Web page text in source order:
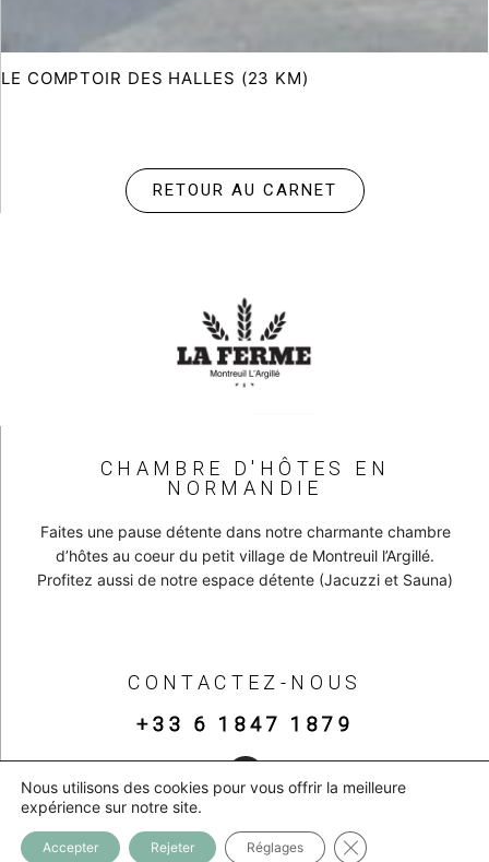
LE COMPTOIR DES HALLES (23 KM)
RETOUR AU CARNET
CHAMBRE D'HÔTES EN
NORMANDIE
Faites une pause détente dans notre charmante chambre
d’hôtes au coeur du petit village de Montreuil l’Argillé.
Profitez aussi de notre espace détente (Jacuzzi et Sauna)
CONTACTEZ-NOUS
+33 6 1847 1879
Tous droits réservés. 2024 – Mentions légales & Politique de confidentialité
Nous utilisons des cookies pour vous offrir la meilleure
expérience sur notre site.
Accepter Rejeter Réglages Fermer la bannière